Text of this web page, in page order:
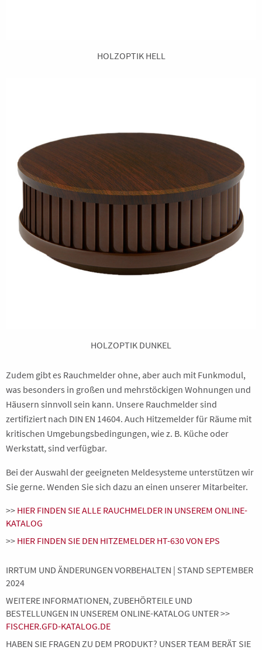
HOLZOPTIK HELL
HOLZOPTIK DUNKEL
Zudem gibt es Rauchmelder ohne, aber auch mit Funkmodul,
was besonders in großen und mehrstöckigen Wohnungen und
Häusern sinnvoll sein kann. Unsere Rauchmelder sind
zertifiziert nach DIN EN 14604. Auch Hitzemelder für Räume mit
kritischen Umgebungsbedingungen, wie z. B. Küche oder
Werkstatt, sind verfügbar.
Bei der Auswahl der geeigneten Meldesysteme unterstützen wir
Sie gerne. Wenden Sie sich dazu an einen unserer Mitarbeiter.
>> HIER FINDEN SIE ALLE RAUCHMELDER IN UNSEREM ONLINE-
KATALOG
>> HIER FINDEN SIE DEN HITZEMELDER HT-630 VON EPS
IRRTUM UND ÄNDERUNGEN VORBEHALTEN | STAND SEPTEMBER
2024
WEITERE INFORMATIONEN, ZUBEHÖRTEILE UND
BESTELLUNGEN IN UNSEREM ONLINE-KATALOG UNTER >>
FISCHER.GFD-KATALOG.DE
HABEN SIE FRAGEN ZU DEM PRODUKT? UNSER TEAM BERÄT SIE